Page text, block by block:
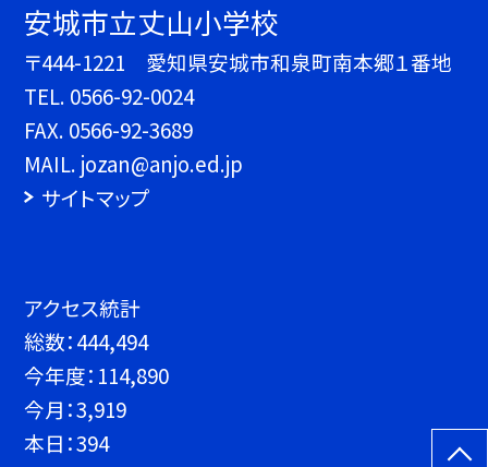
安城市立丈山小学校
〒444-1221 愛知県安城市和泉町南本郷１番地
TEL. 0566-92-0024
FAX. 0566-92-3689
MAIL. jozan@anjo.ed.jp
サイトマップ
アクセス統計
総数：444,494
今年度： 114,890
今月：3,919
本日：394